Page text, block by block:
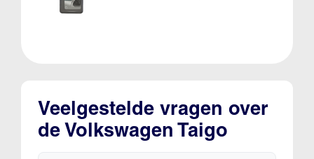
Veelgestelde vragen over
de Volkswagen Taigo